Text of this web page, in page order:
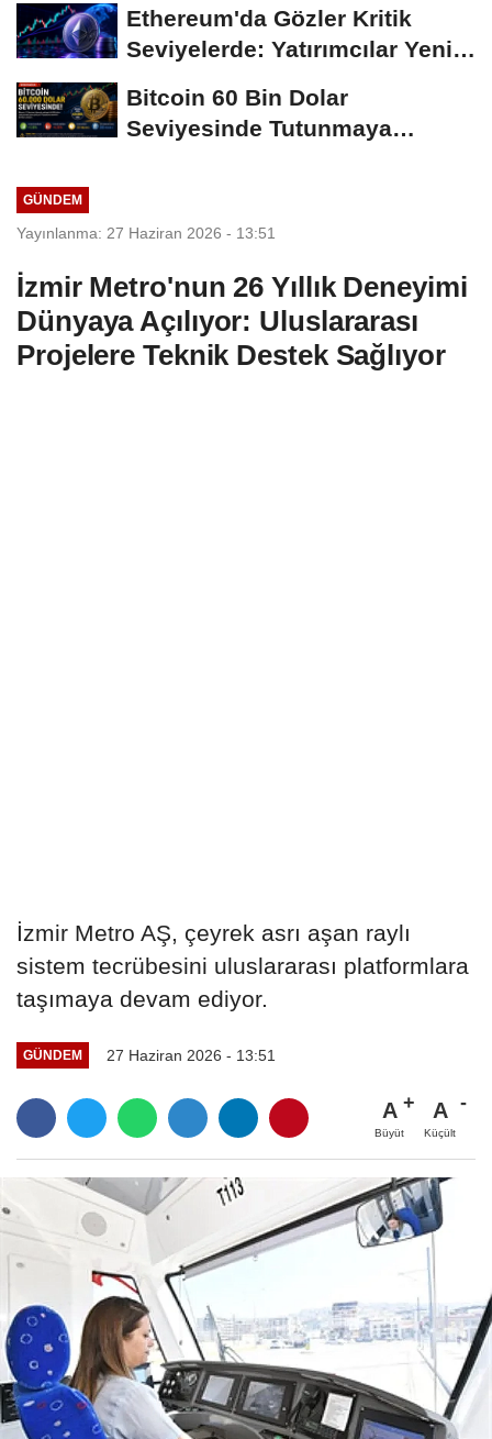
Ethereum'da Gözler Kritik
Seviyelerde: Yatırımcılar Yeni
Bitcoin 60 Bin Dolar
Seviyesinde Tutunmaya
GÜNDEM
Yayınlanma: 27 Haziran 2026 - 13:51
İzmir Metro'nun 26 Yıllık Deneyimi
Dünyaya Açılıyor: Uluslararası
Projelere Teknik Destek Sağlıyor
İzmir Metro AŞ, çeyrek asrı aşan raylı
sistem tecrübesini uluslararası platformlara
taşımaya devam ediyor.
GÜNDEM 27 Haziran 2026 - 13:51
A
Büyüt
A
Küçült